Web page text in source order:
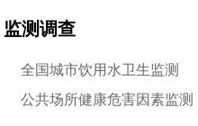
监测调查
全国城市饮用水卫生监测
公共场所健康危害因素监测